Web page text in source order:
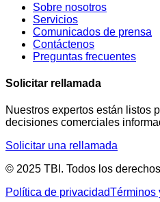
Sobre nosotros
Servicios
Comunicados de prensa
Contáctenos
Preguntas frecuentes
Solicitar rellamada
Nuestros expertos están listos
decisiones comerciales
Solicitar una rellamada
© 2025 TBI. Todos los
Política de privacidadTérminos